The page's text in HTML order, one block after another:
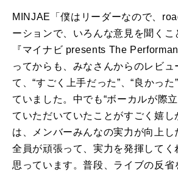
MINJAE「僕はリーダーなので、
ーションで、いろんな意見を聞くこ
『マイナビ presents The
ってからも、みなさんからのレビュ
て、“すごく上手だった”、“良かっ
ていました。中でも“ボーカルが際
ていただいていたことがすごく嬉し
は、メンバーみんなの実力が向上し
全員が頑張って、実力を発揮してく
思っています。普段、ライブの反省